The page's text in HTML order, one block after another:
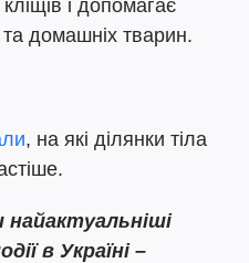
і допомагає
домашніх тварин.
, на які ділянки тіла
в Україні –